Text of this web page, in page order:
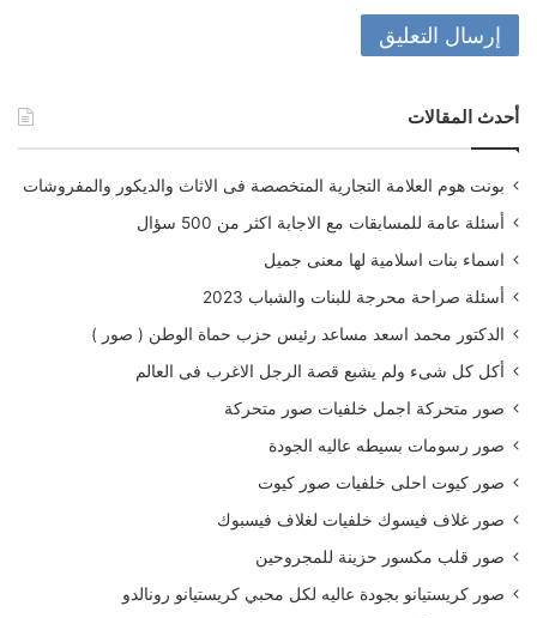
أحدث المقالات
بونت هوم العلامة التجارية المتخصصة فى الاثاث والديكور والمفروشات
أسئلة عامة للمسابقات مع الاجابة اكثر من 500 سؤال
اسماء بنات اسلامية لها معنى جميل
أسئلة صراحة محرجة للبنات والشباب 2023
الدكتور محمد اسعد مساعد رئيس حزب حماة الوطن ( صور )
أكل كل شىء ولم يشبع قصة الرجل الاغرب فى العالم
صور متحركة اجمل خلفيات صور متحركة
صور رسومات بسيطه عاليه الجودة
صور كيوت احلى خلفيات صور كيوت
صور غلاف فيسوك خلفيات لغلاف فيسبوك
صور قلب مكسور حزينة للمجروحين
صور كريستيانو بجودة عاليه لكل محبي كريستيانو رونالدو